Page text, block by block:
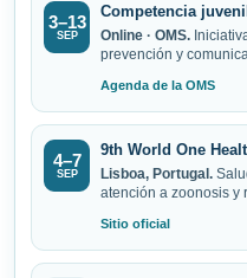
3–13
SEP
Competencia
Online · OMS.
prevención y
Agenda de la OMS
4–7
SEP
9th World One
Lisboa, Portugal.
atención a zoonosis y
Sitio oficial